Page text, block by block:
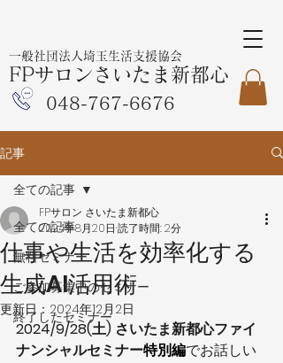
一般社団法人埼玉生活支援協会
FPサロンさいたま新都心
048-767-6676
記事
全ての記事
無料セミナー
ご参加募集中のセミナー
終了したセミナー
全ての記事
仕事や生活を効率化する
生成AI活用術
FPサロン さいたま新都心
2024年8月20日 読了時間: 2分
更新日： 2024年12月2日
2024/9/28(土) さいたま新都心ファイ
ナンシャルセミナー特別編でお話しい